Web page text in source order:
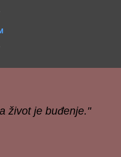
život je buđenje."